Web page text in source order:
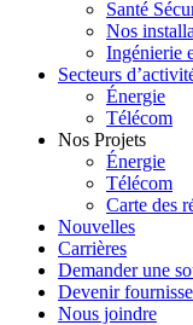
Santé
Nos
Ingénierie
Secteurs
Énergie
Télécom
Nos Projets
Énergie
Télécom
Carte des
Nouvelles
Carrières
Demander une
Devenir
Nous joindre